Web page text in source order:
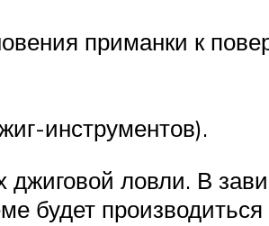
приманки к
инструментов).
джиговой ловли. В
будет производиться